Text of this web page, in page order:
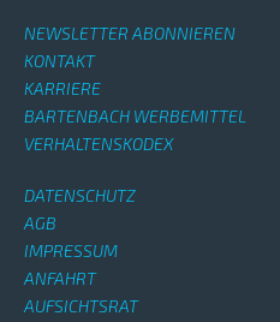
NEWSLETTER ABONNIEREN
KONTAKT
KARRIERE
BARTENBACH WERBEMITTEL
VERHALTENSKODEX
DATENSCHUTZ
AGB
IMPRESSUM
ANFAHRT
AUFSICHTSRAT